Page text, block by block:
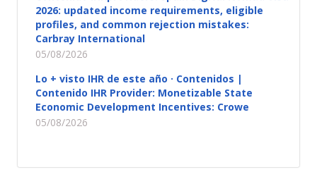
2026: updated income requirements, eligible
profiles, and common rejection mistakes:
Carbray International
05/08/2026
Lo + visto IHR de este año · Contenidos |
Contenido IHR Provider: Monetizable State
Economic Development Incentives: Crowe
05/08/2026